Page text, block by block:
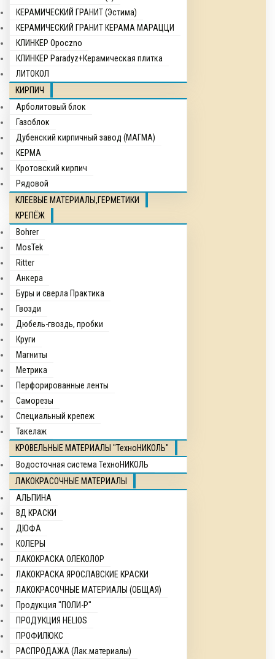
КЕРАМИЧЕСКИЙ ГРАНИТ (Эстима)
КЕРАМИЧЕСКИЙ ГРАНИТ КЕРАМА МАРАЦЦИ
КЛИНКЕР Opocznо
КЛИНКЕР Paradyz+Керамическая плитка
ЛИТОКОЛ
КИРПИЧ
Арболитовый блок
Газоблок
Дубенский кирпичный завод (МАГМА)
КЕРМА
Кротовский кирпич
Рядовой
КЛЕЕВЫЕ МАТЕРИАЛЫ,ГЕРМЕТИКИ
КРЕПЁЖ
Bohrer
MosTek
Ritter
Анкера
Буры и сверла Практика
Гвозди
Дюбель-гвоздь, пробки
Круги
Магниты
Метрика
Перфорированные ленты
Саморезы
Специальный крепеж
Такелаж
КРОВЕЛЬНЫЕ МАТЕРИАЛЫ "ТехноНИКОЛЬ"
Водосточная система ТехноНИКОЛЬ
ЛАКОКРАСОЧНЫЕ МАТЕРИАЛЫ
АЛЬПИНА
ВД КРАСКИ
ДЮФА
КОЛЕРЫ
ЛАКОКРАСКА ОЛЕКОЛОР
ЛАКОКРАСКА ЯРОСЛАВСКИЕ КРАСКИ
ЛАКОКРАСОЧНЫЕ МАТЕРИАЛЫ (ОБЩАЯ)
Продукция "ПОЛИ-Р"
ПРОДУКЦИЯ HELIOS
ПРОФИЛЮКС
РАСПРОДАЖА (Лак.материалы)